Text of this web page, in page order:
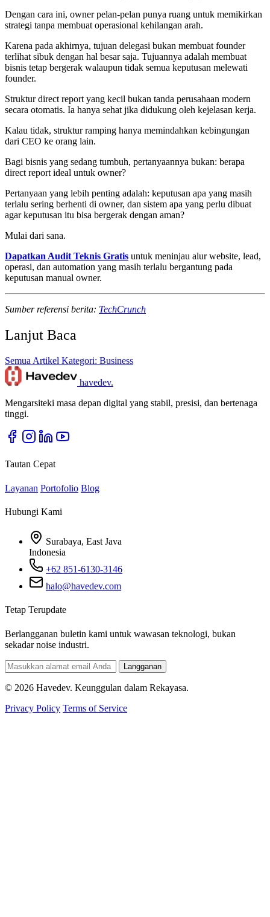
Dengan cara ini, owner pelan-pelan punya ruang untuk memikirkan
strategi tanpa membuat operasional kehilangan arah.
Karena pada akhirnya, tujuan delegasi bukan membuat founder
terlihat sibuk dengan hal besar saja. Tujuannya adalah membuat
bisnis tetap bergerak walaupun tidak semua keputusan melewati
founder.
Struktur direct report yang kecil bukan tanda perusahaan modern
secara otomatis. Ia hanya sehat jika didukung oleh kejelasan kerja.
Kalau tidak, struktur ramping hanya memindahkan kebingungan
dari CEO ke orang lain.
Bagi bisnis yang sedang tumbuh, pertanyaannya bukan: berapa
direct report ideal untuk owner?
Pertanyaan yang lebih penting adalah: keputusan apa yang masih
terlalu sering berhenti di owner, dan sistem apa yang perlu dibuat
agar keputusan itu bisa bergerak dengan aman?
Mulai dari sana.
Dapatkan Audit Teknis Gratis untuk meninjau alur website, lead,
operasi, dan automation yang masih terlalu bergantung pada
keputusan manual owner.
Sumber referensi berita: TechCrunch
Lanjut Baca
Semua Artikel Kategori: Business
havedev.
Mengarsiteki masa depan digital yang stabil, presisi, dan bertenaga
tinggi.
Tautan Cepat
Layanan Portofolio Blog
Hubungi Kami
Surabaya, East Java
Indonesia
+62 851-6130-3146
halo@havedev.com
Tetap Terupdate
Berlangganan buletin kami untuk wawasan teknologi, bukan
sekadar noise industri.
Langganan
© 2026 Havedev. Keunggulan dalam Rekayasa.
Privacy Policy Terms of Service